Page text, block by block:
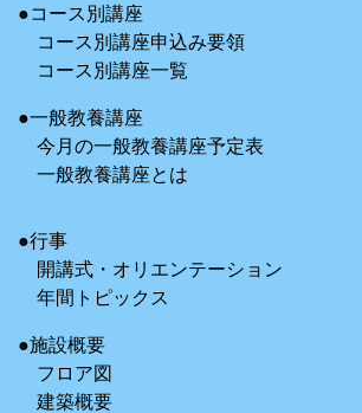
●コース別講座
コース別講座申込み要領
コース別講座一覧
●一般教養講座
今月の一般教養講座予定表
一般教養講座とは
●行事
開講式・オリエンテーション
年間トピックス
●施設概要
フロア図
建築概要